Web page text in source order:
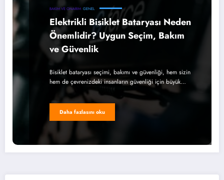
BAKIM VE ONARIM GENEL
Elektrikli Bisiklet Bataryası Neden
Önemlidir? Uygun Seçim, Bakım
ve Güvenlik
Bisiklet bataryası seçimi, bakımı ve güvenliği, hem sizin
hem de çevrenizdeki insanların güvenliği için büyük…
Daha fazlasını oku